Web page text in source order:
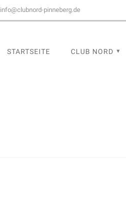
info@clubnord-pinneberg.de
STARTSEITE CLUB NORD